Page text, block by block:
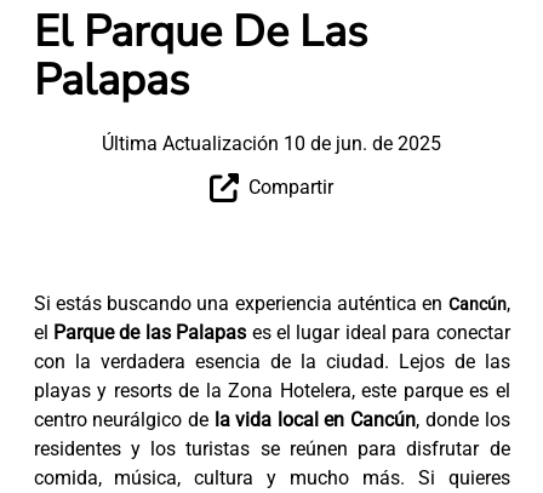
El Parque De Las
Palapas
Última Actualización 10 de jun. de 2025
Compartir
Si estás buscando una experiencia auténtica en Cancún,
el Parque de las Palapas es el lugar ideal para conectar
con la verdadera esencia de la ciudad. Lejos de las
playas y resorts de la Zona Hotelera, este parque es el
centro neurálgico de la vida local en Cancún, donde los
residentes y los turistas se reúnen para disfrutar de
comida, música, cultura y mucho más. Si quieres